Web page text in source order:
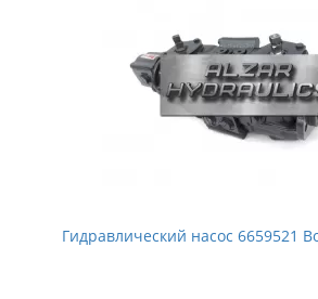
Гидравлический насос 6659521